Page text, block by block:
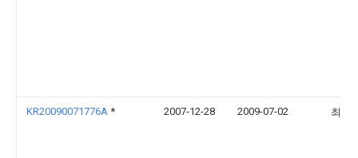
KR20090071776A * 2007-12-28 2009-07-02 최창